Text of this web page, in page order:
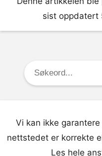
sist oppdatert
Søkeord:
Vi kan ikke
nettstedet er korrekte
Les hele